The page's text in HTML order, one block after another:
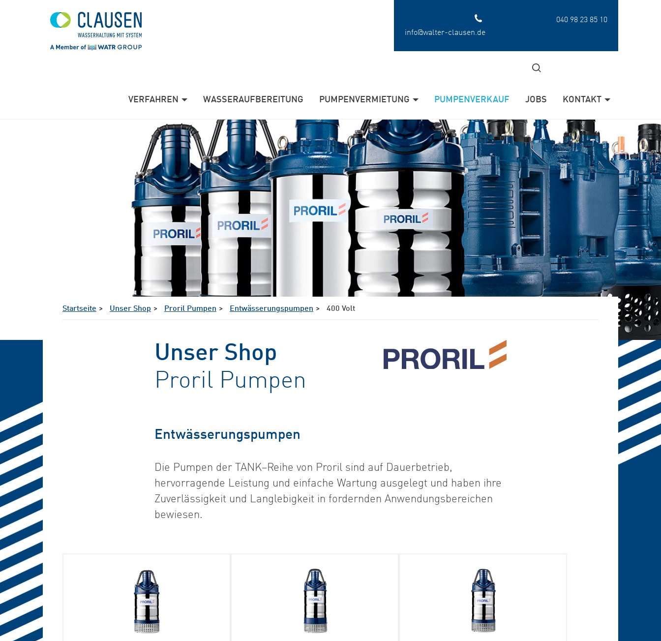
040 98 23 85 10
info@walter-clausen.de
VERFAHREN WASSERAUFBEREITUNG PUMPENVERMIETUNG PUMPENVERKAUF JOBS KONTAKT
Startseite Unser Shop Proril Pumpen Entwässerungspumpen 400 Volt
Unser Shop
Proril Pumpen
Entwässerungspumpen
Die Pumpen der TANK–Reihe von Proril sind auf Dauerbetrieb,
hervorragende Leistung und einfache Wartung ausgelegt und haben ihre
Zuverlässigkeit und Langlebigkeit in fordernden Anwendungsbereichen
bewiesen.